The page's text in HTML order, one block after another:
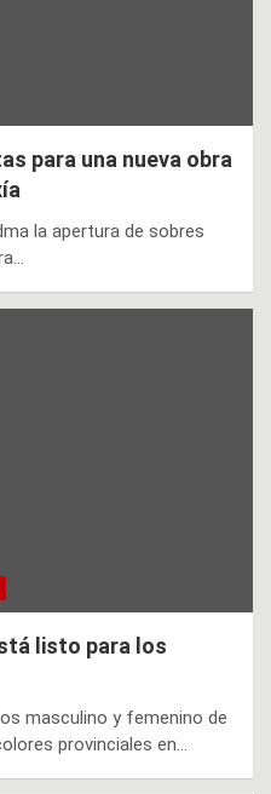
para una nueva obra
la apertura de sobres
listo para los
masculino y femenino de
provinciales en…